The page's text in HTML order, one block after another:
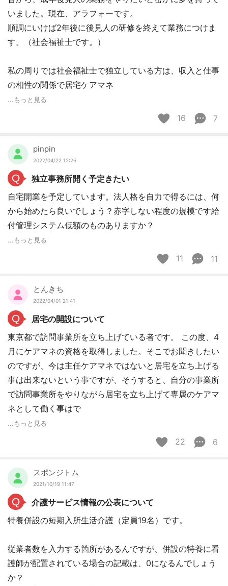
いました。現在、アラフォーです。
順調にいけば2年後に後見人の研修を終えて業務につけま
す。（社会福祉士です。）
私の周りでは社会福祉士で独立している方は、収入と仕事
の相性の関係で居宅ケアマネ
...もっと見る
16 7
pinpin
2022/04/22 12:26
Q
独立事務所開く予定きたい
自宅開業を予定しています。法人格を自力で得るには、何
から始めたら良いでしょう？赤字しない程度の規模です給
付管理システム低額のものありますか？
...もっと見る
11 11
とんきち
2022/04/01 21:41
Q
居宅の開設について
東京都で訪問事業所を立ち上げている者です。 この度、4
月にケアマネの資格を取得しました。そこでお聞きしたい
のですが、今は主任ケアマネではないと居宅を立ち上げる
事は出来ないという事ですが、そうすると、自分の事業所
で訪問事業所をやりながら居宅を立ち上げて専属のケアマ
ネとして働く事はで
...もっと見る
22 6
スポンジトム
2021/10/19 11:47
Q
介護サービス情報の公表について
特養併設の短期入所生活介護（定員19名）です。
従業者数を入力する箇所があるんですが、併設の特養に看
護師が配置されている場合の記載は、0になるんでしょう
か？